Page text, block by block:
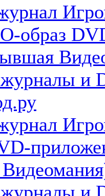
образ
и